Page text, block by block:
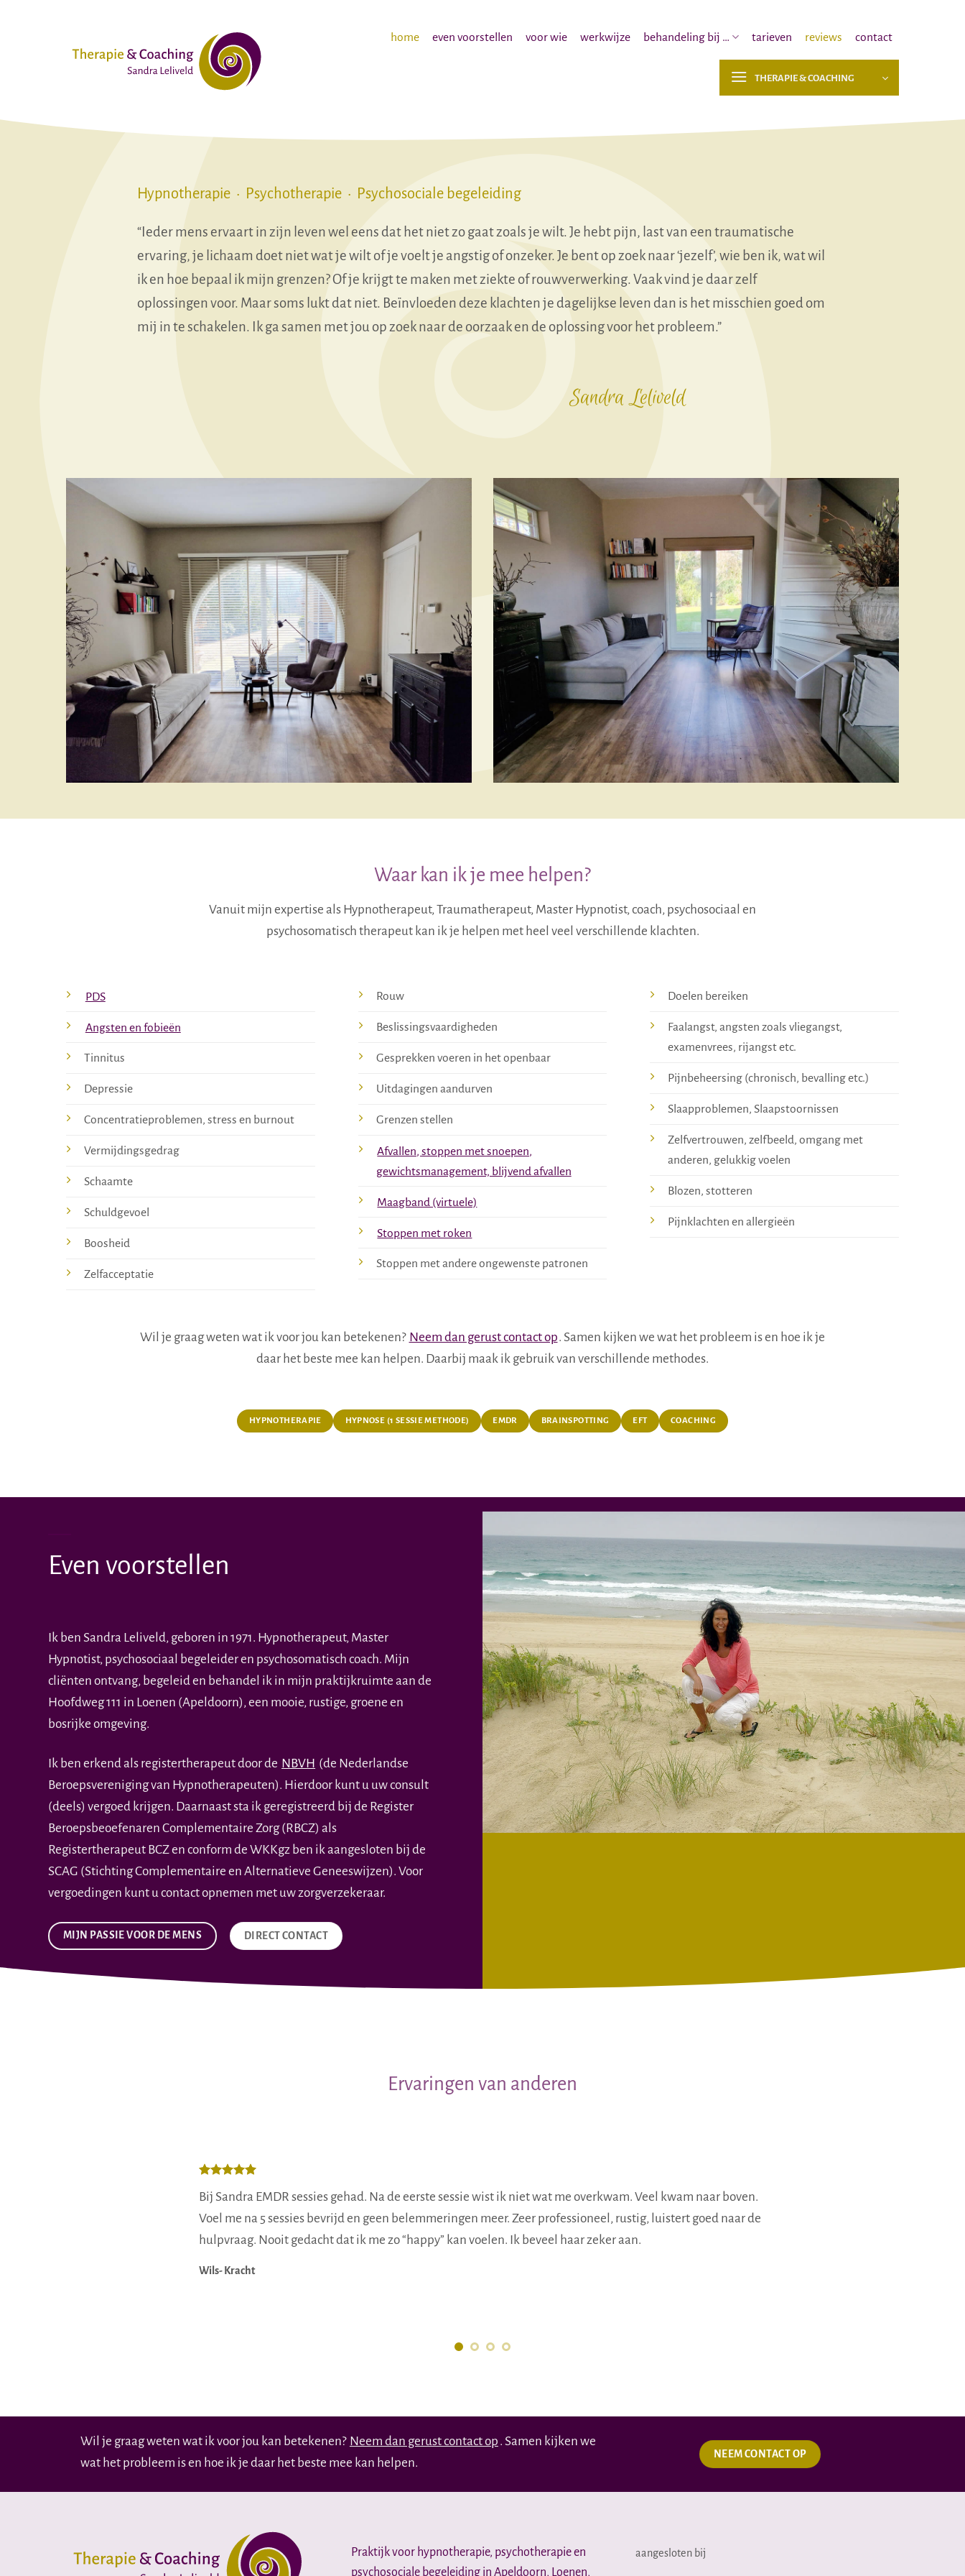
home even voorstellen voor wie werkwijze behandeling bij … tarieven reviews contact
THERAPIE & COACHING
Hypnotherapie • Psychotherapie • Psychosociale begeleiding
“Ieder mens ervaart in zijn leven wel eens dat het niet zo gaat zoals je wilt. Je hebt pijn, last van een traumatische
ervaring, je lichaam doet niet wat je wilt of je voelt je angstig of onzeker. Je bent op zoek naar ‘jezelf’, wie ben ik, wat wil
ik en hoe bepaal ik mijn grenzen? Of je krijgt te maken met ziekte of rouwverwerking. Vaak vind je daar zelf
oplossingen voor. Maar soms lukt dat niet. Beïnvloeden deze klachten je dagelijkse leven dan is het misschien goed om
mij in te schakelen. Ik ga samen met jou op zoek naar de oorzaak en de oplossing voor het probleem.”
Sandra Leliveld
Waar kan ik je mee helpen?
Vanuit mijn expertise als Hypnotherapeut, Traumatherapeut, Master Hypnotist, coach, psychosociaal en
psychosomatisch therapeut kan ik je helpen met heel veel verschillende klachten.
PDS
Angsten en fobieën
Tinnitus
Depressie
Concentratieproblemen, stress en burnout
Vermijdingsgedrag
Schaamte
Schuldgevoel
Boosheid
Zelfacceptatie
Rouw
Beslissingsvaardigheden
Gesprekken voeren in het openbaar
Uitdagingen aandurven
Grenzen stellen
Afvallen, stoppen met snoepen,
gewichtsmanagement, blijvend afvallen
Maagband (virtuele)
Stoppen met roken
Stoppen met andere ongewenste patronen
Doelen bereiken
Faalangst, angsten zoals vliegangst,
examenvrees, rijangst etc.
Pijnbeheersing (chronisch, bevalling etc.)
Slaapproblemen, Slaapstoornissen
Zelfvertrouwen, zelfbeeld, omgang met
anderen, gelukkig voelen
Blozen, stotteren
Pijnklachten en allergieën
Wil je graag weten wat ik voor jou kan betekenen? Neem dan gerust contact op. Samen kijken we wat het probleem is en hoe ik je
daar het beste mee kan helpen. Daarbij maak ik gebruik van verschillende methodes.
HYPNOTHERAPIE HYPNOSE (1 SESSIE METHODE) EMDR BRAINSPOTTING EFT COACHING
Even voorstellen
Ik ben Sandra Leliveld, geboren in 1971. Hypnotherapeut, Master
Hypnotist, psychosociaal begeleider en psychosomatisch coach. Mijn
cliënten ontvang, begeleid en behandel ik in mijn praktijkruimte aan de
Hoofdweg 111 in Loenen (Apeldoorn), een mooie, rustige, groene en
bosrijke omgeving.
Ik ben erkend als registertherapeut door de NBVH (de Nederlandse
Beroepsvereniging van Hypnotherapeuten). Hierdoor kunt u uw consult
(deels) vergoed krijgen. Daarnaast sta ik geregistreerd bij de Register
Beroepsbeoefenaren Complementaire Zorg (RBCZ) als
Registertherapeut BCZ en conform de WKKgz ben ik aangesloten bij de
SCAG (Stichting Complementaire en Alternatieve Geneeswijzen). Voor
vergoedingen kunt u contact opnemen met uw zorgverzekeraar.
MIJN PASSIE VOOR DE MENS DIRECT CONTACT
Ervaringen van anderen
Bij Sandra EMDR sessies gehad. Na de eerste sessie wist ik niet wat me overkwam. Veel kwam naar boven.
Voel me na 5 sessies bevrijd en geen belemmeringen meer. Zeer professioneel, rustig, luistert goed naar de
hulpvraag. Nooit gedacht dat ik me zo “happy” kan voelen. Ik beveel haar zeker aan.
Wils- Kracht
Wil je graag weten wat ik voor jou kan betekenen? Neem dan gerust contact op . Samen kijken we
wat het probleem is en hoe ik je daar het beste mee kan helpen.
NEEM CONTACT OP
Praktijk voor hypnotherapie, psychotherapie en
psychosociale begeleiding in Apeldoorn, Loenen,
aangesloten bij